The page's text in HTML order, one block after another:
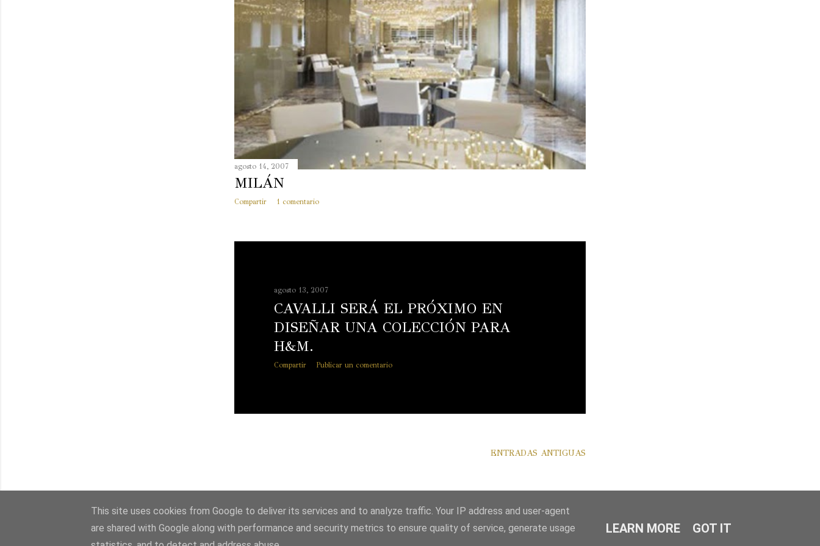
agosto 14, 2007
MILÁN
Compartir 1 comentario
agosto 13, 2007
CAVALLI SERÁ EL PRÓXIMO EN
DISEÑAR UNA COLECCIÓN PARA
H&M.
Compartir Publicar un comentario
ENTRADAS ANTIGUAS
This site uses cookies from Google to deliver its services and to analyze traffic. Your IP address and user-agent
are shared with Google along with performance and security metrics to ensure quality of service, generate usage
LEARN MORE GOT IT